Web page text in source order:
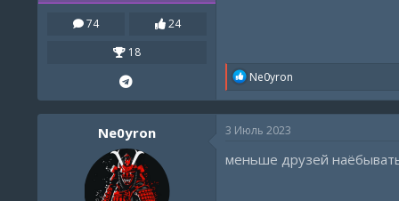
74
24
18
R
a
c
t
o
Ne0yron
Ne0yron 3 Июль 2023
меньше друзей